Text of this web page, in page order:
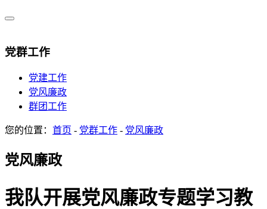
党群工作
党建工作
党风廉政
群团工作
您的位置： 首页 - 党群工作 - 党风廉政
党风廉政
我队开展党风廉政专题学习教